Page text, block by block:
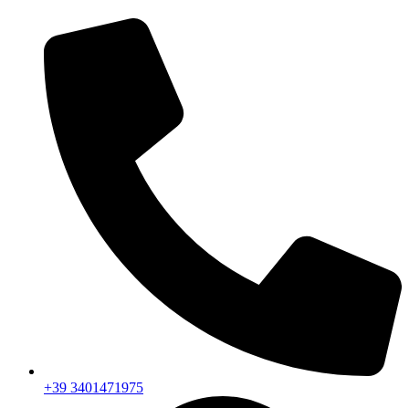
+39 3401471975